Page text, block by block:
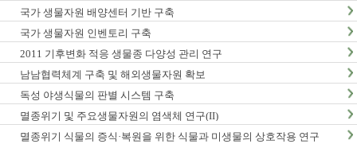
국가 생물자원 배양센터 기반 구축
국가 생물자원 인벤토리 구축
2011 기후변화 적응 생물종 다양성 관리 연구
남남협력체계 구축 및 해외생물자원 확보
독성 야생식물의 판별 시스템 구축
멸종위기 및 주요생물자원의 염색체 연구(II)
멸종위기 식물의 증식·복원을 위한 식물과 미생물의 상호작용 연구